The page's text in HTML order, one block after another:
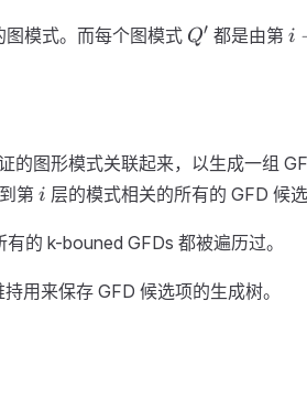
图模式。而每个图模式 Q'
Q′ 都是由第 i-
i
的图形模式关联起来，以生成一组
第 i
i 层的模式相关的所有的 GFD 候
的 k-bouned GFDs 都被遍历过。
用来保存 GFD 候选项的生成树。